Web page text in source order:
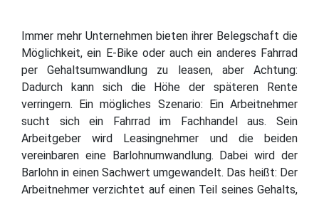
Immer mehr Unternehmen bieten ihrer Belegschaft die
Möglichkeit, ein E-Bike oder auch ein anderes Fahrrad
per Gehaltsumwandlung zu leasen, aber Achtung:
Dadurch kann sich die Höhe der späteren Rente
verringern. Ein mögliches Szenario: Ein Arbeitnehmer
sucht sich ein Fahrrad im Fachhandel aus. Sein
Arbeitgeber wird Leasingnehmer und die beiden
vereinbaren eine Barlohnumwandlung. Dabei wird der
Barlohn in einen Sachwert umgewandelt. Das heißt: Der
Arbeitnehmer verzichtet auf einen Teil seines Gehalts,